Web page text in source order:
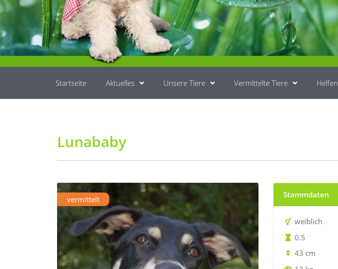
Startseite Aktuelles Unsere Tiere Vermittelte Tiere Helfen
Lunababy
vermittelt Stammdaten
weiblich
0.5
43 cm